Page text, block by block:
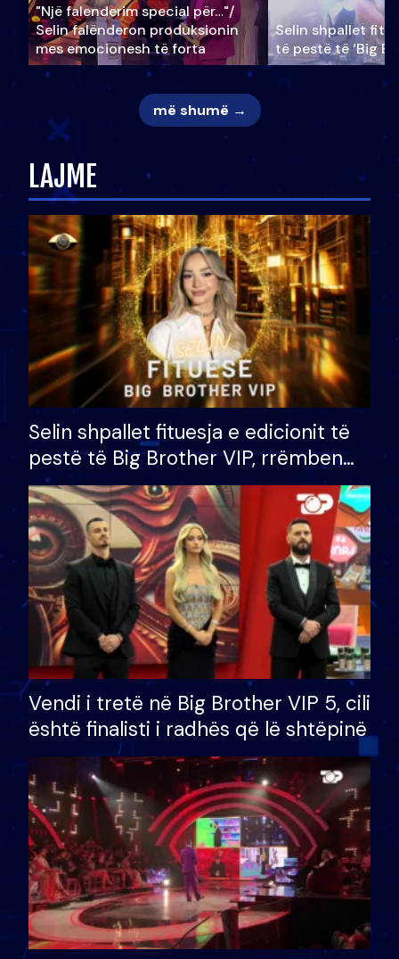
"Një falenderim special për…"/
Selin falënderon produksionin
mes emocionesh të forta
Selin shpallet
të pestë të ‘Big
më shumë →
LAJME
Selin shpallet fituesja e edicionit të
pestë të Big Brother VIP, rrëmben
çmimin e madh prej 100 mijë eurosh
Vendi i tretë në Big Brother VIP 5, cili
është finalisti i radhës që lë shtëpinë